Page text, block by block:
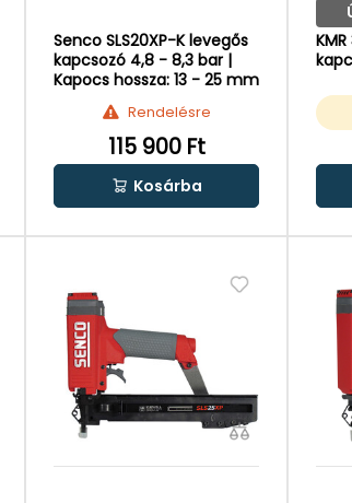
Senco SLS20XP-K levegős
kapcsozó 4,8 - 8,3 bar |
Kapocs hossza: 13 - 25 mm
Rendelésre
115 900 Ft
Kosárba